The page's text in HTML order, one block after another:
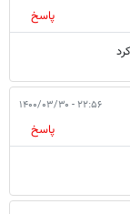
پاسخ
۲۲:۵۶ - ۱۴۰۰/۰۳/۳۰
پاسخ